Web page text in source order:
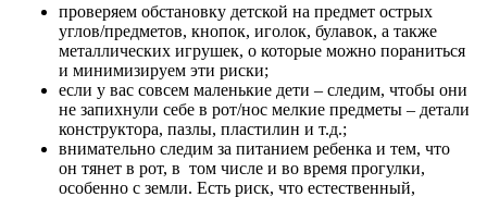
проверяем обстановку детской на предмет острых
углов/предметов, кнопок, иголок, булавок, а также
металлических игрушек, о которые можно пораниться
и минимизируем эти риски;
если у вас совсем маленькие дети – следим, чтобы они
не запихнули себе в рот/нос мелкие предметы – детали
конструктора, пазлы, пластилин и т.д.;
внимательно следим за питанием ребенка и тем, что
он тянет в рот, в том числе и во время прогулки,
особенно с земли. Есть риск, что естественный,